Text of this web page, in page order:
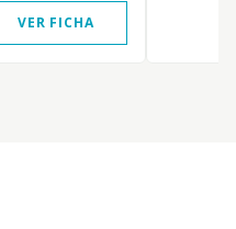
VER FICHA